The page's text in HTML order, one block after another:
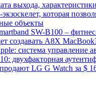
выхода,
которая
объекты
SW-B100 –
создавать A8X
система управление
двухфакторная
LG G Watch за $